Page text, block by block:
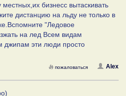
бизнесс вытаскивать
дистанцию на льду не только в
"Ледовое
на лед Всем видам
джипам эти люди просто
Alex
пожаловаться